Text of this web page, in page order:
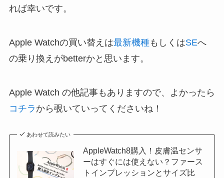
れば幸いです。
Apple Watchの買い替えは最新機種もしくはSEへ
の乗り換えがbetterかと思います。
Apple Watch の他記事もありますので、よかったら
コチラ から覗いていってくださいね！
あわせて読みたい
AppleWatch8購入！皮膚温センサ
ーはすぐには使えない？ファース
トインプレッションとサイズ比